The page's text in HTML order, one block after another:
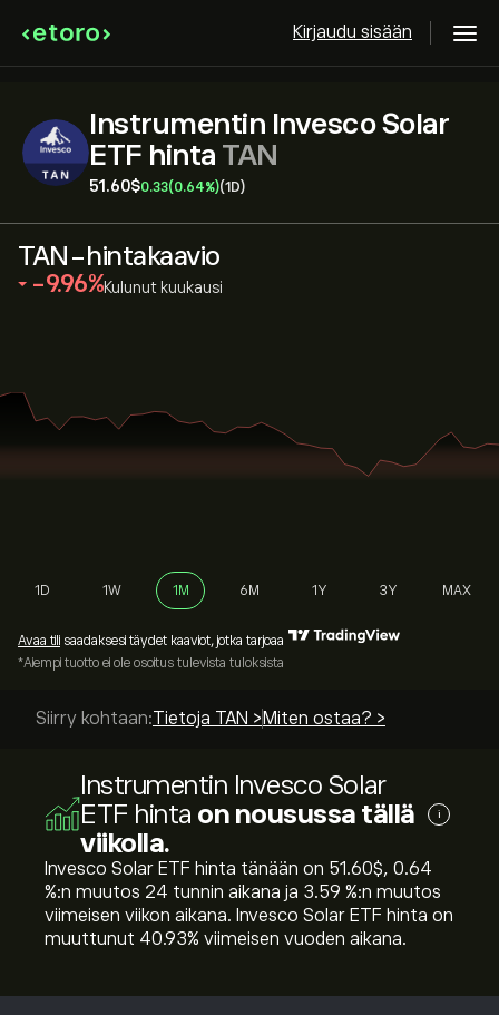
Kirjaudu sisään
Instrumentin Invesco Solar
ETF hinta TAN
51.60‎$‎0.33(0.64%)(1D)
TAN-hintakaavio
‎-9.96‎ Kulunut kuukausi
1D 1W 1M 6M 1Y 3Y MAX
Avaa tili saadaksesi täydet kaaviot, jotka tarjoaa
*Aiempi tuotto ei ole osoitus tulevista tuloksista
Siirry kohtaan:Tietoja TAN > Miten ostaa? >
Instrumentin Invesco Solar
ETF hinta on nousussa tällä
viikolla.
i
Invesco Solar ETF hinta tänään on 51.60‎$‎, ‎0.64‎
%:n muutos 24 tunnin aikana ja ‎3.59‎ %:n muutos
viimeisen viikon aikana. Invesco Solar ETF hinta on
muuttunut ‎40.93‎% viimeisen vuoden aikana.